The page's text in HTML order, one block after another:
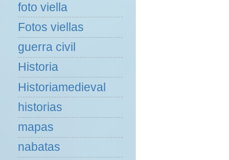
foto viella
Fotos viellas
guerra civil
Historia
Historiamedieval
historias
mapas
nabatas